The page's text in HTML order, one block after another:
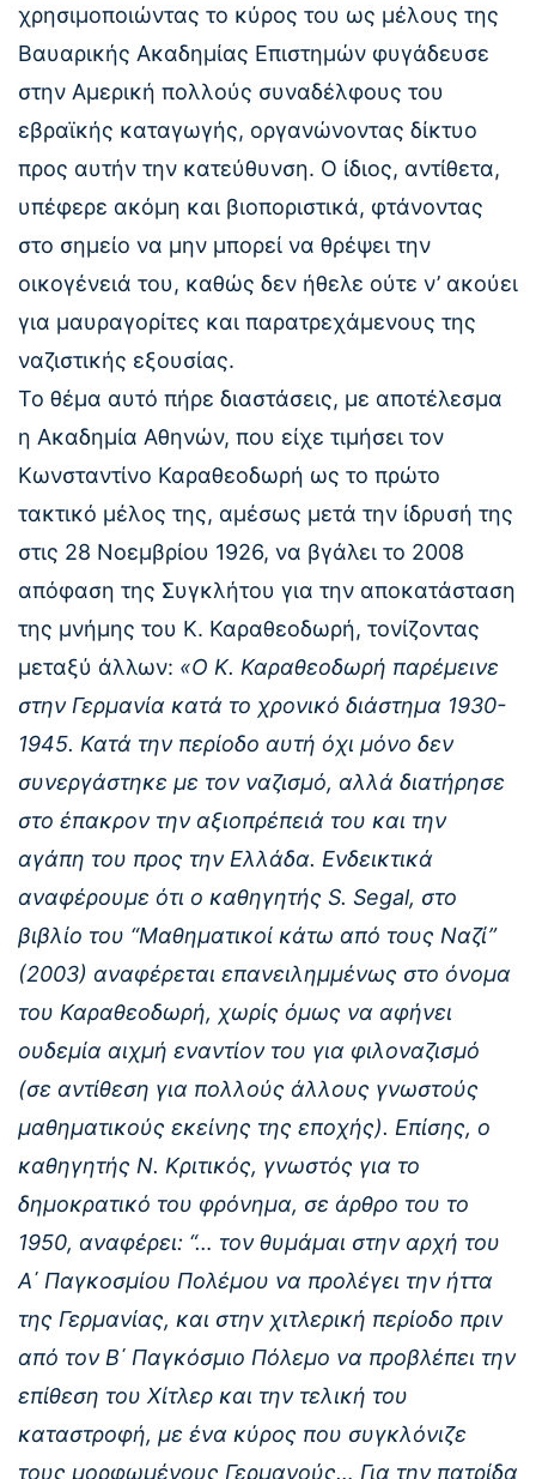
χρησιμοποιώντας το κύρος του ως μέλους της
Βαυαρικής Ακαδημίας Επιστημών φυγάδευσε
στην Αμερική πολλούς συναδέλφους του
εβραϊκής καταγωγής, οργανώνοντας δίκτυο
προς αυτήν την κατεύθυνση. Ο ίδιος, αντίθετα,
υπέφερε ακόμη και βιοποριστικά, φτάνοντας
στο σημείο να μην μπορεί να θρέψει την
οικογένειά του, καθώς δεν ήθελε ούτε ν’ ακούει
για μαυραγορίτες και παρατρεχάμενους της
ναζιστικής εξουσίας.
Το θέμα αυτό πήρε διαστάσεις, με αποτέλεσμα
η Ακαδημία Αθηνών, που είχε τιμήσει τον
Κωνσταντίνο Καραθεοδωρή ως το πρώτο
τακτικό μέλος της, αμέσως μετά την ίδρυσή της
στις 28 Νοεμβρίου 1926, να βγάλει το 2008
απόφαση της Συγκλήτου για την αποκατάσταση
της μνήμης του Κ. Καραθεοδωρή, τονίζοντας
μεταξύ άλλων: «Ο Κ. Καραθεοδωρή παρέμεινε
στην Γερμανία κατά το χρονικό διάστημα 1930-
1945. Κατά την περίοδο αυτή όχι μόνο δεν
συνεργάστηκε με τον ναζισμό, αλλά διατήρησε
στο έπακρον την αξιοπρέπειά του και την
αγάπη του προς την Ελλάδα. Ενδεικτικά
αναφέρουμε ότι ο καθηγητής S. Segal, στο
βιβλίο του “Μαθηματικοί κάτω από τους Ναζί”
(2003) αναφέρεται επανειλημμένως στο όνομα
του Καραθεοδωρή, χωρίς όμως να αφήνει
ουδεμία αιχμή εναντίον του για φιλοναζισμό
(σε αντίθεση για πολλούς άλλους γνωστούς
μαθηματικούς εκείνης της εποχής). Επίσης, ο
καθηγητής Ν. Κριτικός, γνωστός για το
δημοκρατικό του φρόνημα, σε άρθρο του το
1950, αναφέρει: “… τον θυμάμαι στην αρχή του
Α΄ Παγκοσμίου Πολέμου να προλέγει την ήττα
της Γερμανίας, και στην χιτλερική περίοδο πριν
από τον Β΄ Παγκόσμιο Πόλεμο να προβλέπει την
επίθεση του Χίτλερ και την τελική του
καταστροφή, με ένα κύρος που συγκλόνιζε
τους μορφωμένους Γερμανούς… Για την πατρίδα